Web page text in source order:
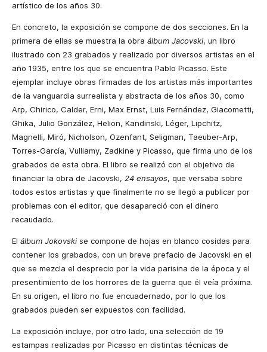
artístico de los años 30.
En concreto, la exposición se compone de dos secciones. En la
primera de ellas se muestra la obra álbum Jacovski, un libro
ilustrado con 23 grabados y realizado por diversos artistas en el
año 1935, entre los que se encuentra Pablo Picasso. Este
ejemplar incluye obras firmadas de los artistas más importantes
de la vanguardia surrealista y abstracta de los años 30, como
Arp, Chirico, Calder, Erni, Max Ernst, Luis Fernández, Giacometti,
Ghika, Julio González, Helion, Kandinski, Léger, Lipchitz,
Magnelli, Miró, Nicholson, Ozenfant, Seligman, Taeuber-Arp,
Torres-García, Vulliamy, Zadkine y Picasso, que firma uno de los
grabados de esta obra. El libro se realizó con el objetivo de
financiar la obra de Jacovski, 24 ensayos, que versaba sobre
todos estos artistas y que finalmente no se llegó a publicar por
problemas con el editor, que desapareció con el dinero
recaudado.
El álbum Jokovski se compone de hojas en blanco cosidas para
contener los grabados, con un breve prefacio de Jacovski en el
que se mezcla el desprecio por la vida parisina de la época y el
presentimiento de los horrores de la guerra que él veía próxima.
En su origen, el libro no fue encuadernado, por lo que los
grabados pueden ser expuestos con facilidad.
La exposición incluye, por otro lado, una selección de 19
estampas realizadas por Picasso en distintas técnicas de